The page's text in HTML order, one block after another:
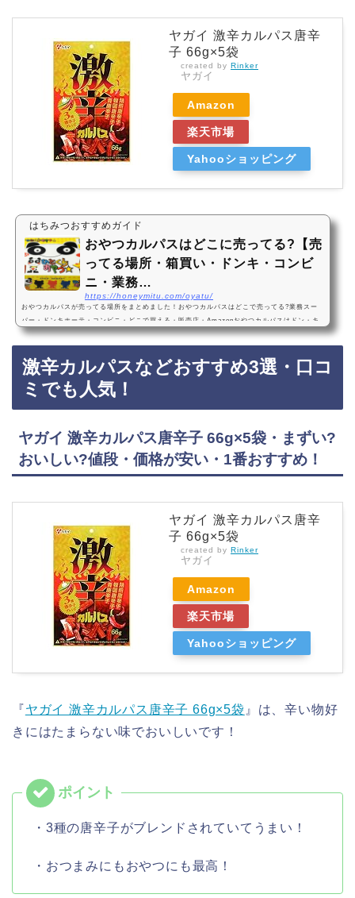
ヤガイ 激辛カルパス唐辛
子 66g×5袋
created by Rinker
ヤガイ
Amazon
楽天市場
Yahooショッピング
はちみつおすすめガイド
おやつカルパスはどこに売ってる?【売
ってる場所・箱買い・ドンキ・コンビ
ニ・業務…
https://honeymitu.com/oyatu/
おやつカルパスが売ってる場所をまとめました！おやつカルパスはどこで売ってる?業務スー
パー・ドンキホーテ・コンビニ・どこで買える・販売店・Amazonおやつカルパスはドン・キ
ホーテ、業務スーパー、コンビニエンスストアなどで売っています！店舗によっては売ってな
い店もあるので、Amazonなどインターネットサイトでも手軽に買えておすすめです！おやつ
カルパスなどおつまみおすすめ3選・人気・比較ヤガイ おやつカルパス 50個 ×5箱セット・箱
買い・子供から大人まで人気！おつまみ・値段が安い・お菓子『ヤガイ おやつカルパス 50…
激辛カルパスなどおすすめ3選・口コ
ミでも人気！
ヤガイ 激辛カルパス唐辛子 66g×5袋・まずい?
おいしい?値段・価格が安い・1番おすすめ！
ヤガイ 激辛カルパス唐辛
子 66g×5袋
created by Rinker
ヤガイ
Amazon
楽天市場
Yahooショッピング
『ヤガイ 激辛カルパス唐辛子 66g×5袋 』は、辛い物好
きにはたまらない味でおいしいです！
・3種の唐辛子がブレンドされていてうまい！
・おつまみにもおやつにも最高！